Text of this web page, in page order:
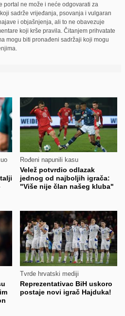
portal ne može i neće odgovarati za
sadrže vrijeđanja, psovanja i vulgaran
i objašnjenja, ali to ne obavezuje
koji krše pravila. Čitanjem prihvatate
mogu biti pronađeni sadržaji koji mogu
Rođeni napunili kasu
Velež potvrdio odlazak
jednog od najboljih igrača:
"Više nije član našeg kluba"
Tvrde hrvatski mediji
Reprezentativac BiH uskoro
postaje novi igrač Hajduka!